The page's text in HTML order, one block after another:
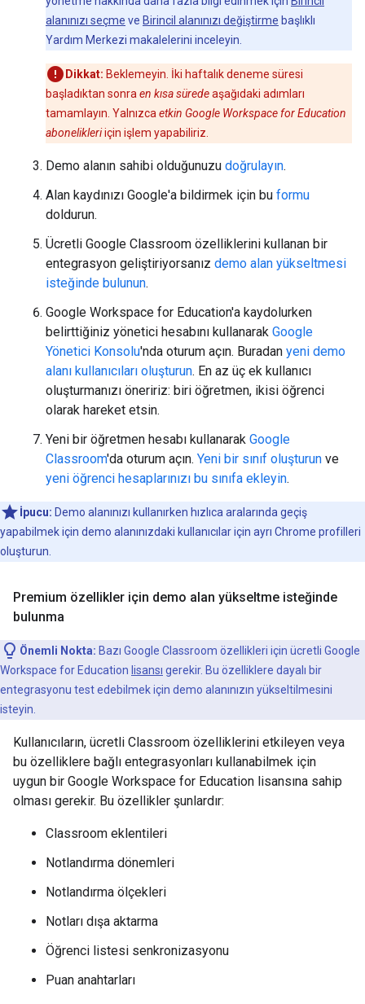
alanınızı seçme ve Birincil alanınızı değiştirme başlıklı
Yardım Merkezi makalelerini inceleyin.
Dikkat: Beklemeyin. İki haftalık deneme süresi
başladıktan sonra en kısa süredeaşağıdaki adımları
tamamlayın. Yalnızca etkin Google Workspace for Education
abonelikleriiçin işlem yapabiliriz.
Demo alanın sahibi olduğunuzu doğrulayın.
Alan kaydınızı Google'a bildirmek için bu formu
doldurun.
Ücretli Google Classroom özelliklerini kullanan bir
entegrasyon geliştiriyorsanız demo alan yükseltmesi
isteğinde bulunun.
Google Workspace for Education'a kaydolurken
belirttiğiniz yönetici hesabını kullanarak Google
Yönetici Konsolu'nda oturum açın. Buradan yeni demo
alanı kullanıcıları oluşturun. En az üç ek kullanıcı
oluşturmanızı öneririz: biri öğretmen, ikisi öğrenci
olarak hareket etsin.
Yeni bir öğretmen hesabı kullanarak Google
Classroom'da oturum açın. Yeni bir sınıf oluşturun ve
yeni öğrenci hesaplarınızı bu sınıfa ekleyin.
İpucu: Demo alanınızı kullanırken hızlıca aralarında geçiş
yapabilmek için demo alanınızdaki kullanıcılar için ayrı Chrome profilleri
oluşturun.
Premium özellikler için demo alan yükseltme isteğinde
bulunma
Önemli Nokta: Bazı Google Classroom özellikleri için ücretli Google
Workspace for Education lisansı gerekir. Bu özelliklere dayalı bir
entegrasyonu test edebilmek için demo alanınızın yükseltilmesini
isteyin.
Kullanıcıların, ücretli Classroom özelliklerini etkileyen veya
bu özelliklere bağlı entegrasyonları kullanabilmek için
uygun bir Google Workspace for Education lisansına sahip
olması gerekir. Bu özellikler şunlardır:
Classroom eklentileri
Notlandırma dönemleri
Notlandırma ölçekleri
Notları dışa aktarma
Öğrenci listesi senkronizasyonu
Puan anahtarları